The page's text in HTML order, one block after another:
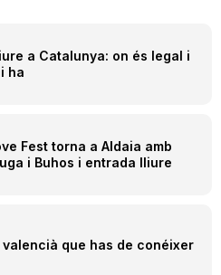
a Catalunya: on és legal i
ha
Fest torna a Aldaia amb
i Buhos i entrada lliure
valencià que has de conéixer